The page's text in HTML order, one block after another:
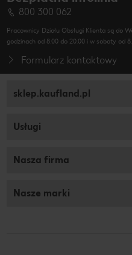
800 300 062
Pracownicy Działu Obsługi Klienta są do
godzinach od 8.00 do 20.00 i w soboty od
Formularz kontaktowy
sklep.kaufland.pl
Usługi
Nasza firma
Nasze marki